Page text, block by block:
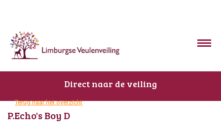
Direct naar de veiling
Terug naar het overzicht
P.Echo's Boy D